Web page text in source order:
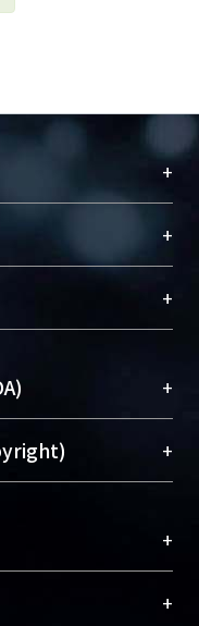
+
永久珍藏及向國際
能量，圖書館整合
）不同功能平
。期能整合研
researcher
integrates the
with “Academic
+
+
+
訊取用性的社會運
研究著作公開供使
展、提升研究影響
OA）
+
有，或由第三方贊
所有者及第三方同
+
+